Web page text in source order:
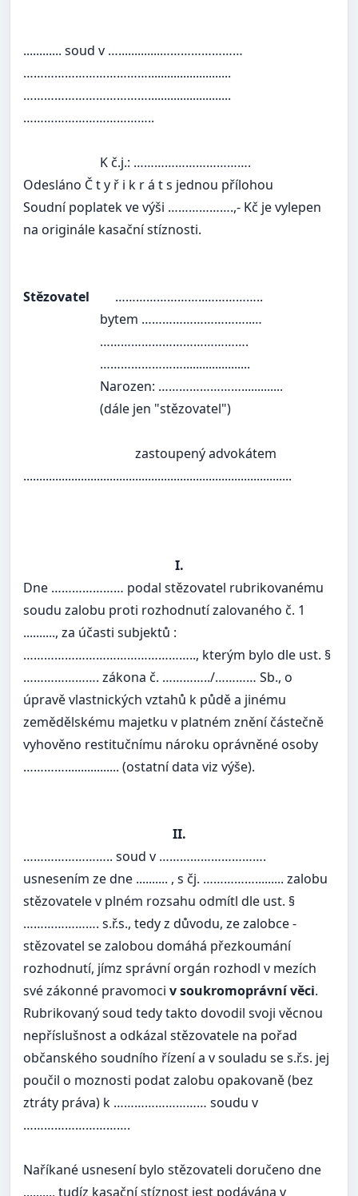
............ soud v ….............……………………
………………………………..........................
………………………………..........................
………………………………..
K č.j.: …………………………….
Odesláno Č t y ř i k r á t s jednou přílohou
Soudní poplatek ve výši ……………….,- Kč je vylepen
na originále kasační stíznosti.
Stězovatel ……………………..……………..
bytem …………………………..…
…………………………………….
…………………….....................
Narozen: …………………….............
(dále jen "stězovatel")
zastoupený advokátem
....................................................................................
I.
Dne ………………… podal stězovatel rubrikovanému
soudu zalobu proti rozhodnutí zalovaného č. 1
.........., za účasti subjektů :
………………………………………….., kterým bylo dle ust. §
…………………. zákona č. …………../………… Sb., o
úpravě vlastnických vztahů k půdě a jinému
zemědělskému majetku v platném znění částečně
vyhověno restitučnímu nároku oprávněné osoby
…………................. (ostatní data viz výše).
II.
…………………….. soud v ………………………….
usnesením ze dne .......... , s čj. ……………......... zalobu
stězovatele v plném rozsahu odmítl dle ust. §
…………………. s.ř.s., tedy z důvodu, ze zalobce -
stězovatel se zalobou domáhá přezkoumání
rozhodnutí, jímz správní orgán rozhodl v mezích
své zákonné pravomoci v soukromoprávní věci.
Rubrikovaný soud tedy takto dovodil svoji věcnou
nepříslušnost a odkázal stězovatele na pořad
občanského soudního řízení a v souladu se s.ř.s. jej
poučil o moznosti podat zalobu opakovaně (bez
ztráty práva) k ……………………… soudu v
………………………….
Naříkané usnesení bylo stězovateli doručeno dne
........., tudíz kasační stíznost jest podávána v